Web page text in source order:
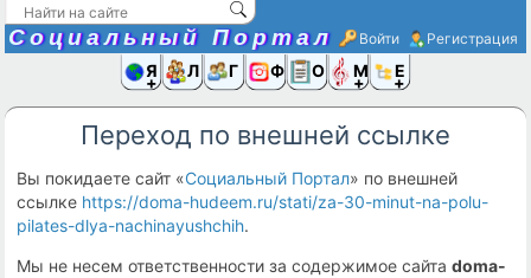
Социальный Портал Войти Регистрация
Я иЛюди
Группы
Фото Ещё
Переход по внешней ссылке
Вы покидаете сайт «Социальный Портал» по внешней
ссылке https://doma-hudeem.ru/stati/za-30-minut-na-polu-
pilates-dlya-nachinayushchih.
Мы не несем ответственности за содержимое сайтаdoma-